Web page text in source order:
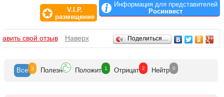
V.I.P.
размещение
Информация для представителей
Росинвест
Отзывы
свой отзыв Наверх Поделиться…
Все 3 Полезн Положит 1 Отрицат 2 Нейтр 0